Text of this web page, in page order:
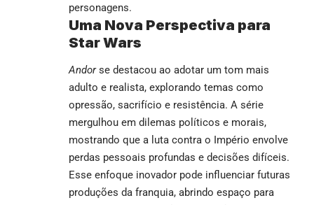
personagens.
Uma Nova Perspectiva para
Star Wars
Andorse destacou ao adotar um tom mais
adulto e realista, explorando temas como
opressão, sacrifício e resistência. A série
mergulhou em dilemas políticos e morais,
mostrando que a luta contra o Império envolve
perdas pessoais profundas e decisões difíceis.
Esse enfoque inovador pode influenciar futuras
produções da franquia, abrindo espaço para